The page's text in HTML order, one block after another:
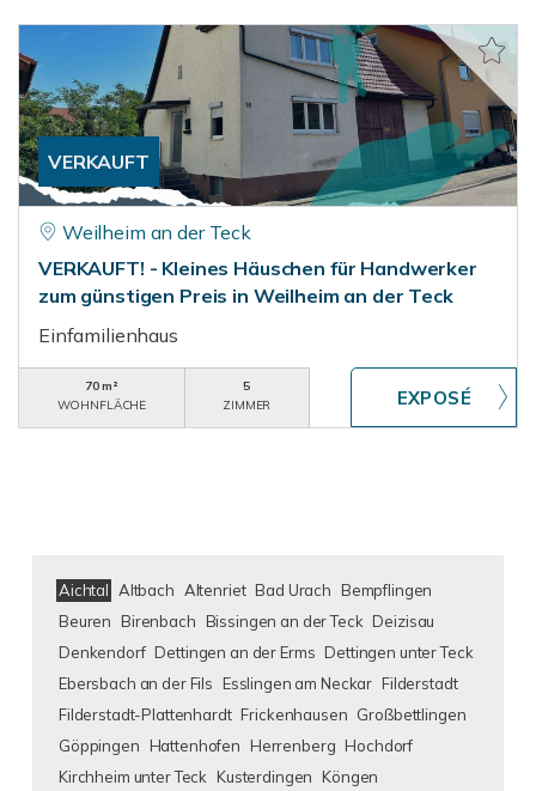
VERKAUFT
Weilheim an der Teck
VERKAUFT! - Kleines Häuschen für Handwerker
zum günstigen Preis in Weilheim an der Teck
Einfamilienhaus
70 m²
WOHNFLÄCHE
5
ZIMMER
Aichtal Altbach Altenriet Bad Urach
Bempflingen
Beuren
Birenbach Bissingen an der Teck Deizisau
Denkendorf Dettingen an der Erms Dettingen unter Teck
Ebersbach an der Fils
Esslingen am Neckar Filderstadt
Filderstadt-Plattenhardt Frickenhausen Großbettlingen
Göppingen
Hattenhofen Herrenberg Hochdorf
Kirchheim unter Teck
Kusterdingen Köngen